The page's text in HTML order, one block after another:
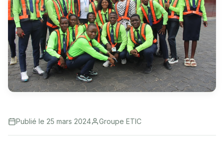
Publié le 25 mars 2024 Groupe ETIC